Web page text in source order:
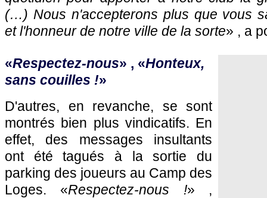
(…) Nous n'accepterons plus que vous
et l'honneur de notre ville de la sorte» , a
«Respectez-nous» , «Honteux,
sans couilles !»
D'autres, en revanche, se sont
montrés bien plus vindicatifs. En
effet, des messages insultants
ont été tagués à la sortie du
parking des joueurs au Camp des
Loges. «Respectez-nous !» ,